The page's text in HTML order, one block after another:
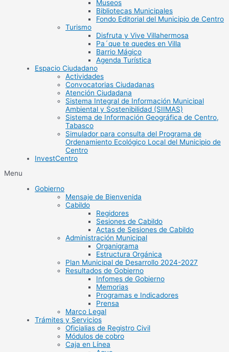
Museos
Bibliotecas Municipales
Fondo Editorial del Municipio de Centro
Turismo
Disfruta y Vive Villahermosa
Pa´que te quedes en Villa
Barrio Mágico
Agenda Turística
Espacio Ciudadano
Actividades
Convocatorias Ciudadanas
Atención Ciudadana
Sistema Integral de Información Municipal
Ambiental y Sostenibilidad (SIIMAS)
Sistema de Información Geográfica de Centro,
Tabasco
Simulador para consulta del Programa de
Ordenamiento Ecológico Local del Municipio de
Centro
InvestCentro
Menu
Gobierno
Mensaje de Bienvenida
Cabildo
Regidores
Sesiones de Cabildo
Actas de Sesiones de Cabildo
Administración Municipal
Organigrama
Estructura Orgánica
Plan Municipal de Desarrollo 2024-2027
Resultados de Gobierno
Infomes de Gobierno
Memorias
Programas e Indicadores
Prensa
Marco Legal
Trámites y Servicios
Oficialias de Registro Civil
Módulos de cobro
Caja en Línea